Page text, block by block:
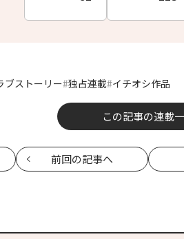
ブストーリー 独占連載 イチオシ作品
この記事の連載
前回の記事へ